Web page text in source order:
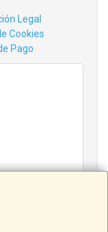
Legal
Cookies
Pago